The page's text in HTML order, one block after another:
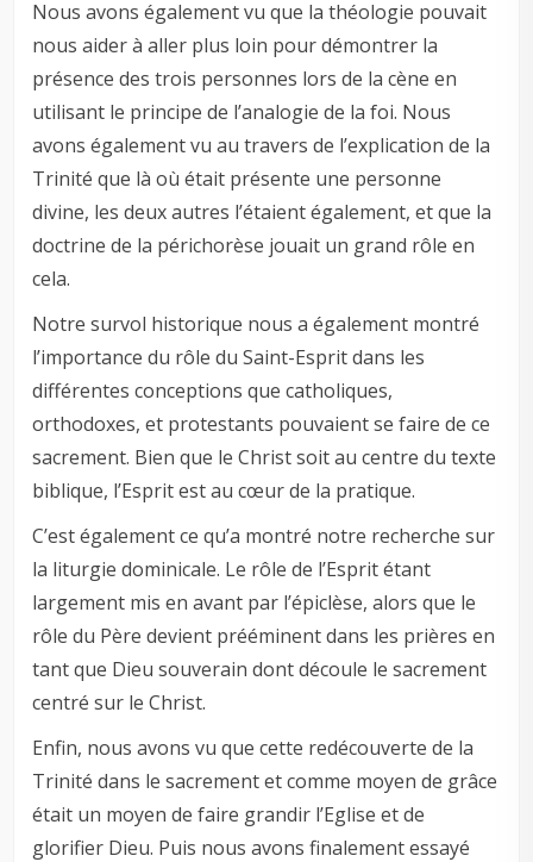
Nous avons également vu que la théologie pouvait
nous aider à aller plus loin pour démontrer la
présence des trois personnes lors de la cène en
utilisant le principe de l’analogie de la foi. Nous
avons également vu au travers de l’explication de la
Trinité que là où était présente une personne
divine, les deux autres l’étaient également, et que la
doctrine de la périchorèse jouait un grand rôle en
cela.
Notre survol historique nous a également montré
l’importance du rôle du Saint-Esprit dans les
différentes conceptions que catholiques,
orthodoxes, et protestants pouvaient se faire de ce
sacrement. Bien que le Christ soit au centre du texte
biblique, l’Esprit est au cœur de la pratique.
C’est également ce qu’a montré notre recherche sur
la liturgie dominicale. Le rôle de l’Esprit étant
largement mis en avant par l’épiclèse, alors que le
rôle du Père devient prééminent dans les prières en
tant que Dieu souverain dont découle le sacrement
centré sur le Christ.
Enfin, nous avons vu que cette redécouverte de la
Trinité dans le sacrement et comme moyen de grâce
était un moyen de faire grandir l’Eglise et de
glorifier Dieu. Puis nous avons finalement essayé